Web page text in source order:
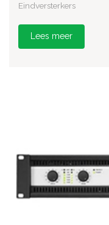
Eindversterkers
Lees meer